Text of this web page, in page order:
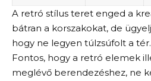
A retró stílus teret enged a
bátran a korszakokat, de
hogy ne legyen túlzsúfolt a tér.
Fontos, hogy a retró elemek
meglévő berendezéshez, ne